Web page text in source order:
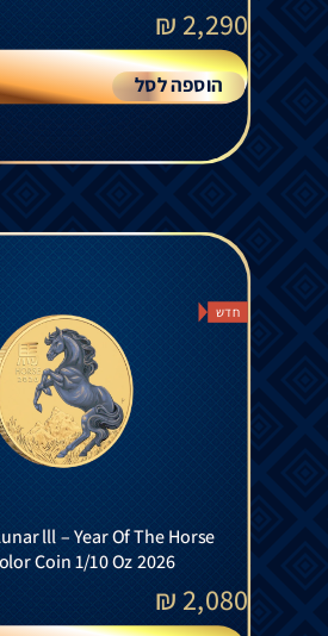
2,290
₪
הוספה לסל
חדש
lll – Year Of The Horse
Coin 1/10 Oz 2026
2,080
₪